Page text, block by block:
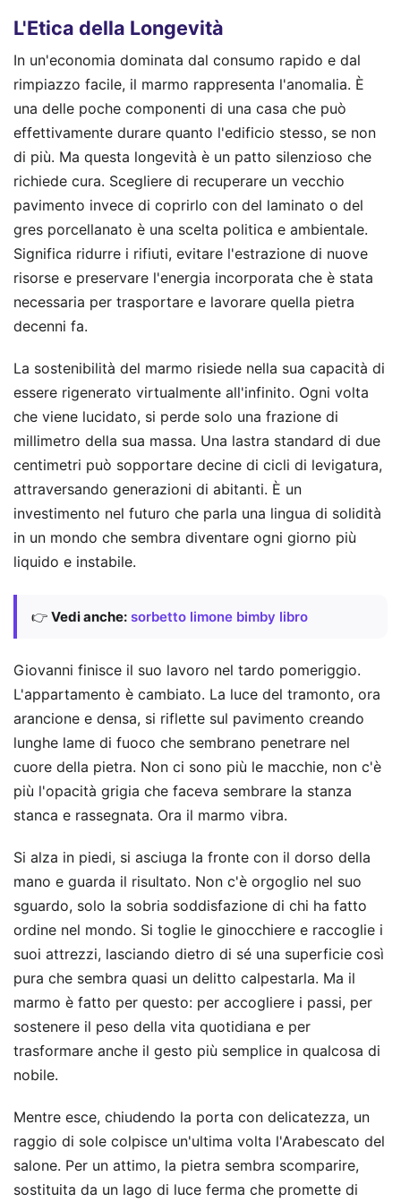
L'Etica della Longevità
In un'economia dominata dal consumo rapido e dal
rimpiazzo facile, il marmo rappresenta l'anomalia. È
una delle poche componenti di una casa che può
effettivamente durare quanto l'edificio stesso, se non
di più. Ma questa longevità è un patto silenzioso che
richiede cura. Scegliere di recuperare un vecchio
pavimento invece di coprirlo con del laminato o del
gres porcellanato è una scelta politica e ambientale.
Significa ridurre i rifiuti, evitare l'estrazione di nuove
risorse e preservare l'energia incorporata che è stata
necessaria per trasportare e lavorare quella pietra
decenni fa.
La sostenibilità del marmo risiede nella sua capacità di
essere rigenerato virtualmente all'infinito. Ogni volta
che viene lucidato, si perde solo una frazione di
millimetro della sua massa. Una lastra standard di due
centimetri può sopportare decine di cicli di levigatura,
attraversando generazioni di abitanti. È un
investimento nel futuro che parla una lingua di solidità
in un mondo che sembra diventare ogni giorno più
liquido e instabile.
👉 Vedi anche: sorbetto limone bimby libro
Giovanni finisce il suo lavoro nel tardo pomeriggio.
L'appartamento è cambiato. La luce del tramonto, ora
arancione e densa, si riflette sul pavimento creando
lunghe lame di fuoco che sembrano penetrare nel
cuore della pietra. Non ci sono più le macchie, non c'è
più l'opacità grigia che faceva sembrare la stanza
stanca e rassegnata. Ora il marmo vibra.
Si alza in piedi, si asciuga la fronte con il dorso della
mano e guarda il risultato. Non c'è orgoglio nel suo
sguardo, solo la sobria soddisfazione di chi ha fatto
ordine nel mondo. Si toglie le ginocchiere e raccoglie i
suoi attrezzi, lasciando dietro di sé una superficie così
pura che sembra quasi un delitto calpestarla. Ma il
marmo è fatto per questo: per accogliere i passi, per
sostenere il peso della vita quotidiana e per
trasformare anche il gesto più semplice in qualcosa di
nobile.
Mentre esce, chiudendo la porta con delicatezza, un
raggio di sole colpisce un'ultima volta l'Arabescato del
salone. Per un attimo, la pietra sembra scomparire,
sostituita da un lago di luce ferma che promette di